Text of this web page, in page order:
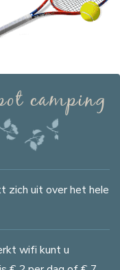
camping
zich uit over het hele
wifi kunt u